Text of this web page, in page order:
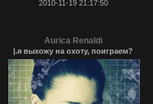
2010-11-19 21:17:50
Aurica Renaldi
|.я выхожу на охоту, поиграем?